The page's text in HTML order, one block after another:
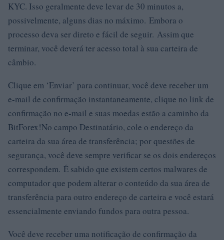
KYC. Isso geralmente deve levar de 30 minutos a,
possivelmente, alguns dias no máximo. Embora o
processo deva ser direto e fácil de seguir. Assim que
terminar, você deverá ter acesso total à sua carteira de
câmbio.
Clique em ‘Enviar’ para continuar, você deve receber um
e-mail de confirmação instantaneamente, clique no link de
confirmação no e-mail e suas moedas estão a caminho da
BitForex!No campo Destinatário, cole o endereço da
carteira da sua área de transferência; por questões de
segurança, você deve sempre verificar se os dois endereços
correspondem. É sabido que existem certos malwares de
computador que podem alterar o conteúdo da sua área de
transferência para outro endereço de carteira e você estará
essencialmente enviando fundos para outra pessoa.
Você deve receber uma notificação de confirmação da